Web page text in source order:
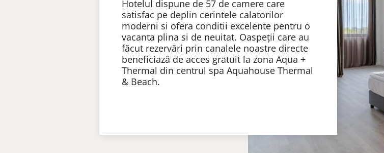
Hotelul dispune de 57 de camere care
satisfac pe deplin cerintele calatorilor
moderni si ofera conditii excelente pentru o
vacanta plina si de neuitat. Oaspeții care au
făcut rezervări prin canalele noastre directe
beneficiază de acces gratuit la zona Aqua +
Thermal din centrul spa Aquahouse Thermal
& Beach.